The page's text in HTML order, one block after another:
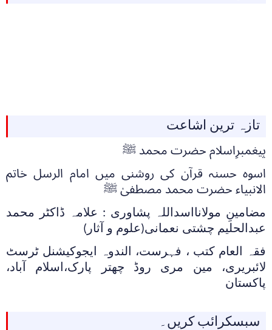
تازہ ترین اشاعت
پیغمبرِاسلام حضرت محمد ﷺ
اسوہ حسنہ قرآن کی روشنی میں امام الرسل خاتم
الانبیاء حضرت محمد مصطفیٰ ﷺ
مضامینِ مولانااسداللہ پشاوری : علامہ ڈاکٹر محمد
عبدالحلیم چشتی نعمانی(علوم و آثار)
فقہ العام کتب ، فہرست، الندوہ ایجوکیشنل ٹرسٹ
لائبریری، مین مری روڈ چھتر پارک،اسلام آباد،
پاکستان
سبسکرائب کریں۔